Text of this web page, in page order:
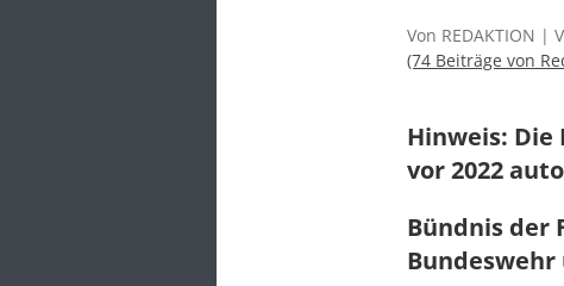
Von REDAKTION |
(74 Beiträge von
Hinweis:
vor 2022
Bündnis der